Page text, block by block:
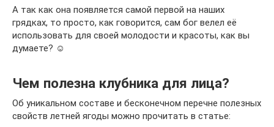
А так как она появляется самой первой на наших
грядках, то просто, как говорится, сам бог велел её
использовать для своей молодости и красоты, как вы
думаете? ☺
Чем полезна клубника для лица?
Об уникальном составе и бесконечном перечне полезных
свойств летней ягоды можно прочитать в статье: